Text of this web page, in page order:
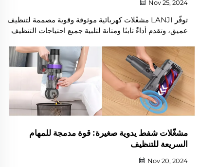
Nov 25, 2024
توفّر LANJI مشغّلات كهربائية موثوقة وقوية مصممة لتنظيف
عميق، وتقدم أداءً ثابتًا ومتانة لتلبية جميع احتياجات التنظيف
مشغّلات شفط يدوية صغيرة: قوة مدمجة للمهام
السريعة للتنظيف
Nov 20, 2024